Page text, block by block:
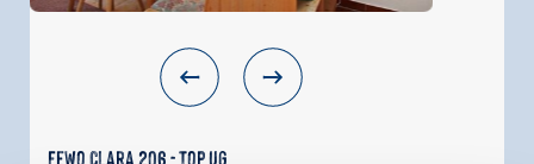
Fewo Clara 206 - Top UG